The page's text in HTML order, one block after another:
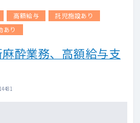
高額給与
託児施設あり
あり
麻酔業務、高額給与支